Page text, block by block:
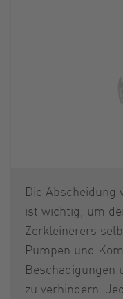
Die Abscheidung
ist wichtig, um
Zerkleinerers
Pumpen und
Beschädigungen
zu verhindern.